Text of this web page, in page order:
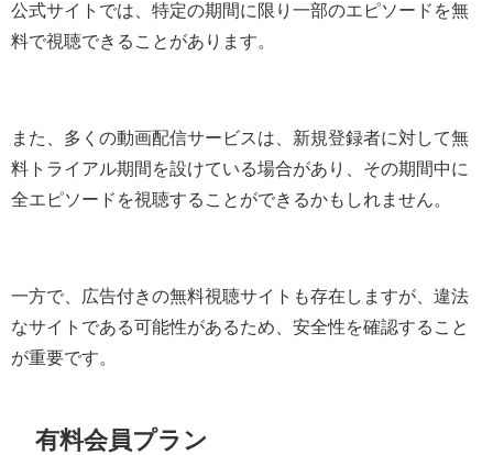
公式サイトでは、特定の期間に限り一部のエピソードを無
料で視聴できることがあります。
また、多くの動画配信サービスは、新規登録者に対して無
料トライアル期間を設けている場合があり、その期間中に
全エピソードを視聴することができるかもしれません。
一方で、広告付きの無料視聴サイトも存在しますが、違法
なサイトである可能性があるため、安全性を確認すること
が重要です。
有料会員プラン